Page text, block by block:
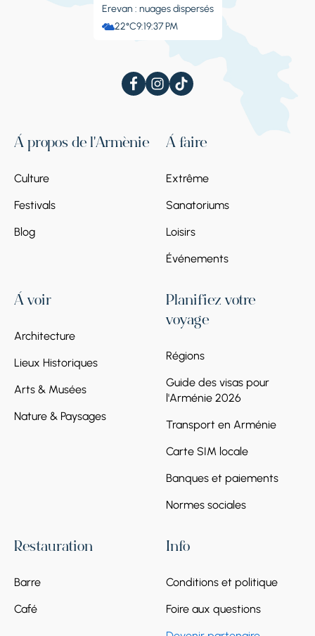
Erevan : nuages ​​dispersés
22°C9:19:38 PM
À propos de l'Arménie
Culture
Festivals
Blog
À faire
Extrême
Sanatoriums
Loisirs
Événements
À voir
Architecture
Lieux Historiques
Arts & Musées
Nature & Paysages
Planifiez votre
voyage
Régions
Guide des visas pour
l'Arménie 2026
Transport en Arménie
Carte SIM locale
Banques et paiements
Normes sociales
Restauration
Barre
Café
Info
Conditions et politique
Foire aux questions